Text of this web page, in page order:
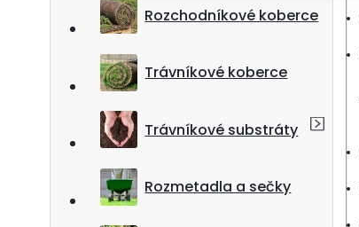
Rozchodníkové koberce
Trávníkové koberce
Trávníkové substráty
Rozmetadla a sečky